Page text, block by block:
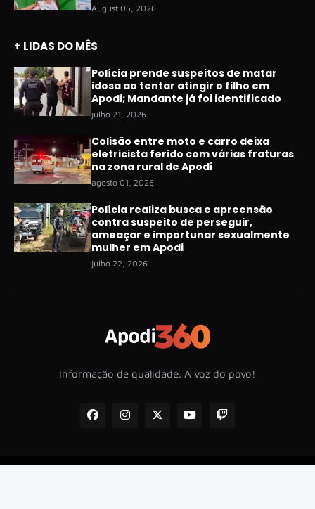
August 05, 2026
+ LIDAS DO MÊS
Polícia prende suspeitos de matar
idosa ao tentar atingir o filho em
Apodi; Mandante já foi identificado
julho 21, 2026
Colisão entre moto e carro deixa
eletricista ferido com várias fraturas
na zona rural de Apodi
agosto 01, 2026
Polícia realiza busca e apreensão
contra suspeito de perseguir,
ameaçar e importunar sexualmente
mulher em Apodi
julho 22, 2026
Informação de qualidade. A voz do povo!